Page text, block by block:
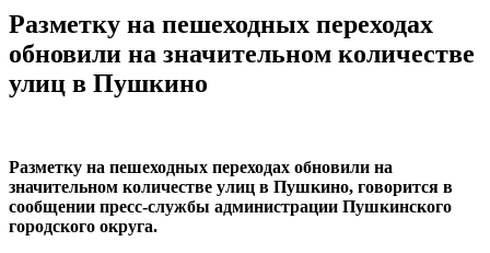
Разметку на пешеходных переходах
обновили на значительном количестве
улиц в Пушкино
Разметку на пешеходных переходах обновили на
значительном количестве улиц в Пушкино, говорится в
сообщении пресс-службы администрации Пушкинского
городского округа.